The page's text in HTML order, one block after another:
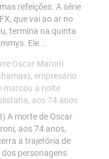
refeições. A série
que vai ao ar no
termina na quinta
Ele...
Oscar Maroni
empresário
marcou a noite
aos 74 anos
A morte de Oscar
aos 74 anos,
a trajetória de
dos personagens